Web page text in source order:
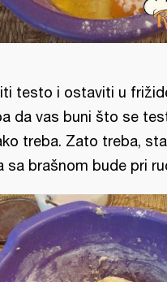
testo i ostaviti u
da vas buni što se
treba. Zato treba,
sa brašnom bude pri